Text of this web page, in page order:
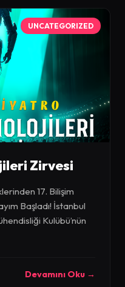
UNCATEGORIZED
Zirvesi
17. Bilişim
Başladı! İstanbul
Kulübü’nün
Devamını Oku →